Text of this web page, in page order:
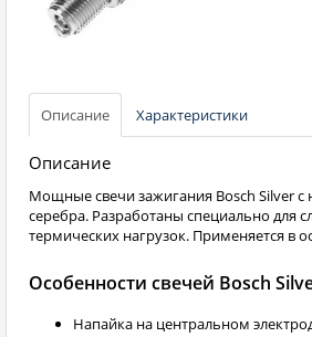
Описание Характеристики
Описание
Мощные свечи зажигания Bosch Silver с
серебра. Разработаны специально для
термических нагрузок. Применяется в
Особенности свечей Bosch
Напайка на центральном